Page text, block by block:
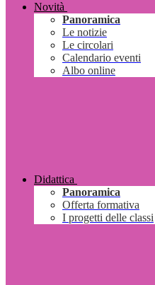
Novità
Panoramica
Le notizie
Le circolari
Calendario eventi
Albo online
Didattica
Panoramica
Offerta formativa
I progetti delle classi